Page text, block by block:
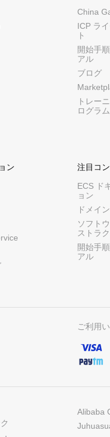
China
ICP ラ
ト
開始手
アル
ブログ
トレー
ログラム
ン
注目コ
ECS ド
ョン
ドメイ
ソフト
ストラ
開始手
アル
ご利用
Alibaba